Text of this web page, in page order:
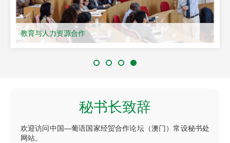
教育与人力资源合作
秘书长致辞
欢迎访问中国—葡语国家经贸合作论坛（澳门）常设秘书处
网站。